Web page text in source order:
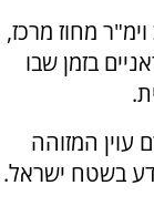
מחוז מרכז,
בזמן שבו
המזוהה
בשטח ישראל.